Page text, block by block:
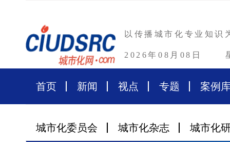
以传播城市化专业知识
2026年08月08日
首页 新闻 视点 专题 案例
城市化委员会 城市化杂志 城市化